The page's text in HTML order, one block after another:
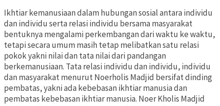
Ikhtiar kemanusiaan dalam hubungan sosial antara individu
dan individu serta relasi individu bersama masyarakat
bentuknya mengalami perkembangan dari waktu ke waktu,
tetapi secara umum masih tetap melibatkan satu relasi
pokok yakni nilai dan tata nilai dari pandangan
berkemanusiaan. Tata relasi individu dan individu, individu
dan masyarakat menurut Noerholis Madjid bersifat dinding
pembatas, yakni ada kebebasan ikhtiar manusia dan
pembatas kebebasan ikhtiar manusia. Noer Kholis Madjid